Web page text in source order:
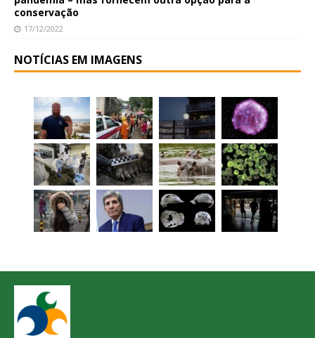
conservação
17/12/2022
NOTÍCIAS EM IMAGENS